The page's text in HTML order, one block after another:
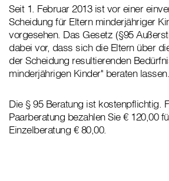
Seit 1. Februar 2013 ist vor einer
Scheidung für Eltern minderjähriger
vorgesehen. Das Gesetz (§95
dabei vor, dass sich die Eltern über
der Scheidung resultierenden
minderjährigen Kinder" beraten lassen.
Die § 95 Beratung ist kostenpflichtig.
Paarberatung bezahlen Sie € 120,00
Einzelberatung € 80,00.